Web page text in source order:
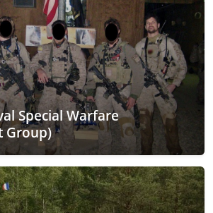
Special Warfare
Group)